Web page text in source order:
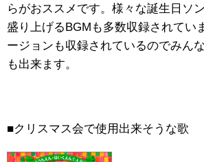
らがおススメです。様々な誕生日ソ
盛り上げるBGMも多数収録されてい
ージョンも収録されているのでみん
も出来ます。
■クリスマス会で使用出来そうな歌